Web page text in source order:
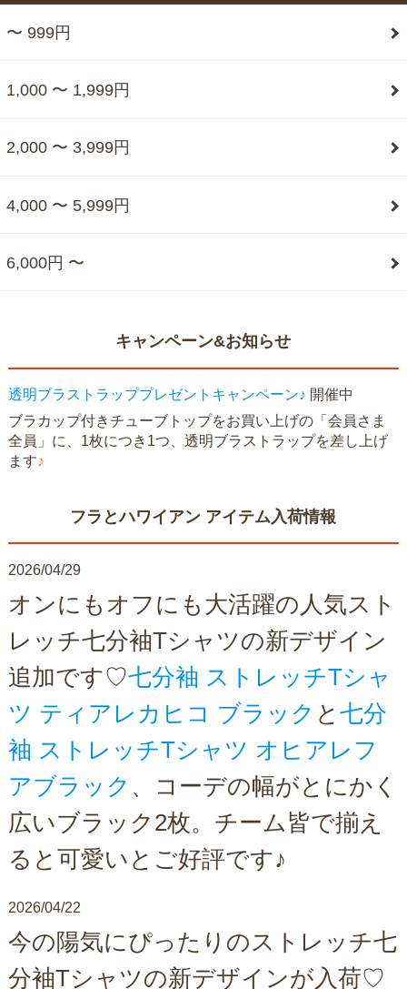
〜 999円
1,000 〜 1,999円
2,000 〜 3,999円
4,000 〜 5,999円
6,000円 〜
キャンペーン&お知らせ
透明ブラストラッププレゼントキャンペーン♪ 開催中
ブラカップ付きチューブトップをお買い上げの「会員さま
全員」に、1枚につき1つ、透明ブラストラップを差し上げ
ます♪
フラとハワイアン アイテム入荷情報
2026/04/29
オンにもオフにも大活躍の人気スト
レッチ七分袖Tシャツの新デザイン
追加です♡七分袖 ストレッチTシャ
ツ ティアレカヒコ ブラック と 七分
袖 ストレッチTシャツ オヒアレフ
アブラック 、コーデの幅がとにかく
広いブラック2枚。チーム皆で揃え
ると可愛いとご好評です♪
2026/04/22
今の陽気にぴったりのストレッチ七
分袖Tシャツの新デザインが入荷♡